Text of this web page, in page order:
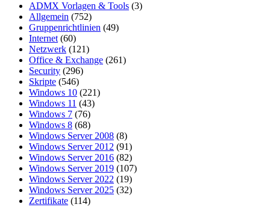
ADMX Vorlagen & Tools (3)
Allgemein (752)
Gruppenrichtlinien (49)
Internet (60)
Netzwerk (121)
Office & Exchange (261)
Security (296)
Skripte (546)
Windows 10 (221)
Windows 11 (43)
Windows 7 (76)
Windows 8 (68)
Windows Server 2008 (8)
Windows Server 2012 (91)
Windows Server 2016 (82)
Windows Server 2019 (107)
Windows Server 2022 (19)
Windows Server 2025 (32)
Zertifikate (114)